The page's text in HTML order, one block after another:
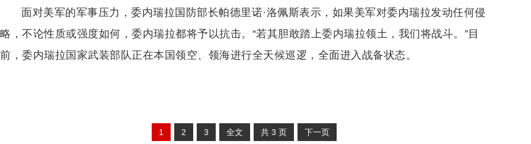
面对美军的军事压力，委内瑞拉国防部长帕德里诺·洛佩斯表示，如果美军对委内瑞拉发动任何侵
略，不论性质或强度如何，委内瑞拉都将予以抗击。“若其胆敢踏上委内瑞拉领土，我们将战斗。”目
前，委内瑞拉国家武装部队正在本国领空、领海进行全天候巡逻，全面进入战备状态。
1 2 3 全文 共 3 页 下一页